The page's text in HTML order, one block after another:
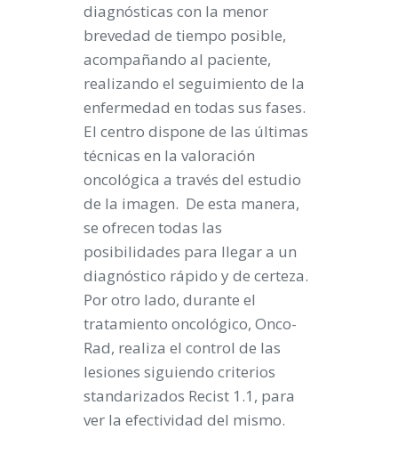
diagnósticas con la menor
brevedad de tiempo posible,
acompañando al paciente,
realizando el seguimiento de la
enfermedad en todas sus fases.
El centro dispone de las últimas
técnicas en la valoración
oncológica a través del estudio
de la imagen. De esta manera,
se ofrecen todas las
posibilidades para llegar a un
diagnóstico rápido y de certeza.
Por otro lado, durante el
tratamiento oncológico, Onco-
Rad, realiza el control de las
lesiones siguiendo criterios
standarizados Recist 1.1, para
ver la efectividad del mismo.